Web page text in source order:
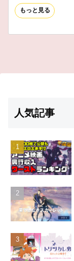
もっと見る
人気記事